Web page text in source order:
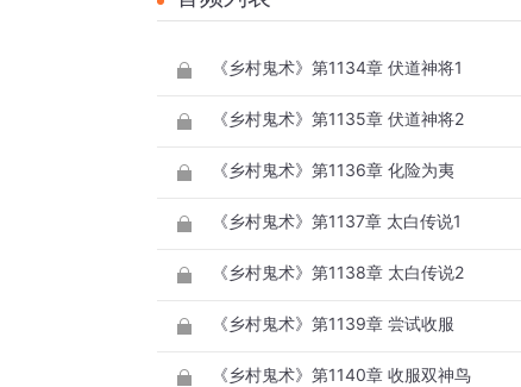
《乡村鬼术》第1134章 伏道神将1
《乡村鬼术》第1135章 伏道神将2
《乡村鬼术》第1136章 化险为夷
《乡村鬼术》第1137章 太白传说1
《乡村鬼术》第1138章 太白传说2
《乡村鬼术》第1139章 尝试收服
《乡村鬼术》第1140章 收服双神鸟